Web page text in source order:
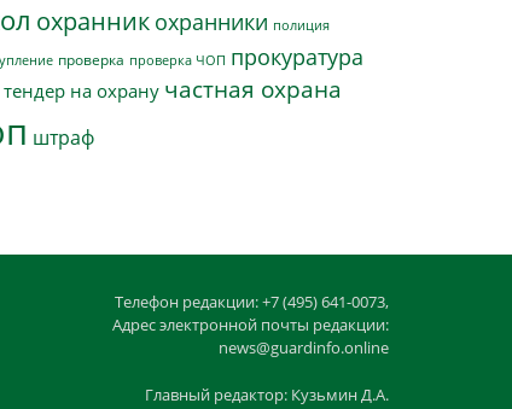
охранник охранники полиция
проверка проверка ЧОП прокуратура
тендер на охрану частная охрана
штраф
Телефон редакции: +7 (495) 641-0073,
Адрес электронной почты редакции:
news@guardinfo.online
Главный редактор: Кузьмин Д.А.